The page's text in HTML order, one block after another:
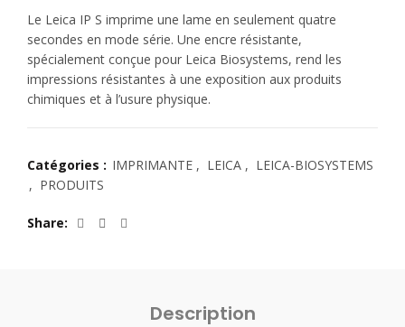
Le Leica IP S imprime une lame en seulement quatre
secondes en mode série. Une encre résistante,
spécialement conçue pour Leica Biosystems, rend les
impressions résistantes à une exposition aux produits
chimiques et à l’usure physique.
Catégories : IMPRIMANTE , LEICA , LEICA-BIOSYSTEMS
, PRODUITS
Share
Description